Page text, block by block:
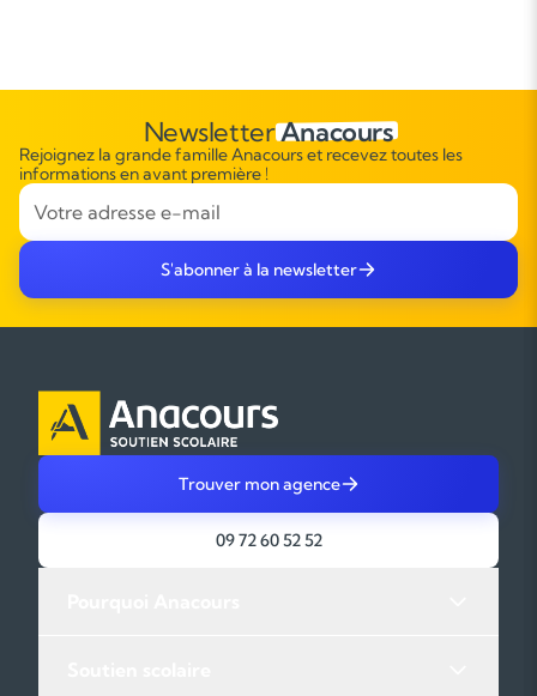
NewsletterAnacours
Rejoignez la grande famille Anacours et recevez toutes les
informations en avant première !
S'abonner à la newsletter
Trouver mon agence
09 72 60 52 52